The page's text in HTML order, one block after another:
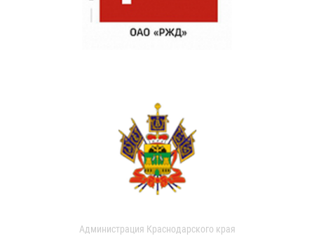
Администрация Краснодарского края